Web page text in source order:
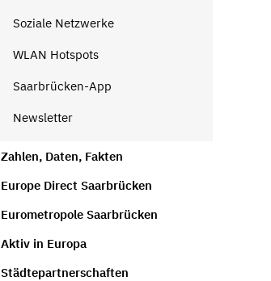
Soziale Netzwerke
WLAN Hotspots
Saarbrücken-App
Newsletter
Zahlen, Daten, Fakten
Europe Direct Saarbrücken
Eurometropole Saarbrücken
Aktiv in Europa
Städtepartnerschaften